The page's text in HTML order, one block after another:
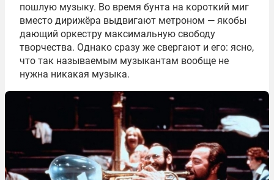
пошлую музыку. Во время бунта на короткий миг
вместо дирижёра выдвигают метроном — якобы
дающий оркестру максимальную свободу
творчества. Однако сразу же свергают и его: ясно,
что так называемым музыкантам вообще не
нужна никакая музыка.